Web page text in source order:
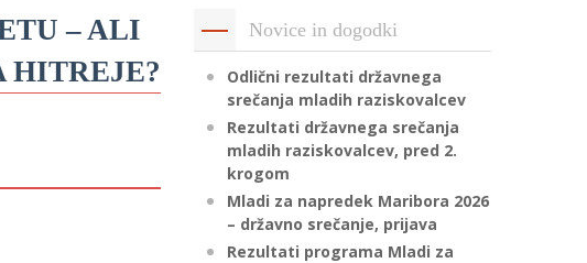
Partnerji
Transparentnost delovanja
– ALI
HITREJE?
Novice in dogodki
Odlični rezultati državnega
srečanja mladih raziskovalcev
Rezultati državnega srečanja
mladih raziskovalcev, pred 2.
krogom
Mladi za napredek Maribora 2026
– državno srečanje, prijava
Rezultati programa Mladi za